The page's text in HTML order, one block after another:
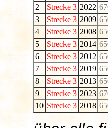
2
Strecke 3 2022
3
Strecke 3 2009
4
Strecke 3 2008
5
Strecke 3 2014
6
Strecke 3 2012
7
Strecke 3 2019
8
Strecke 3 2013
9
Strecke 3 2023
10 Strecke 3 2018